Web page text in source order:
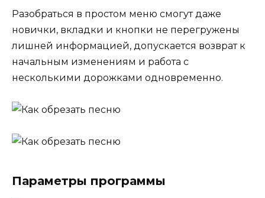
Разобраться в простом меню смогут даже
новички, вкладки и кнопки не перегружены
лишней информацией, допускается возврат к
начальным изменениям и работа с
несколькими дорожками одновременно.
Параметры программы